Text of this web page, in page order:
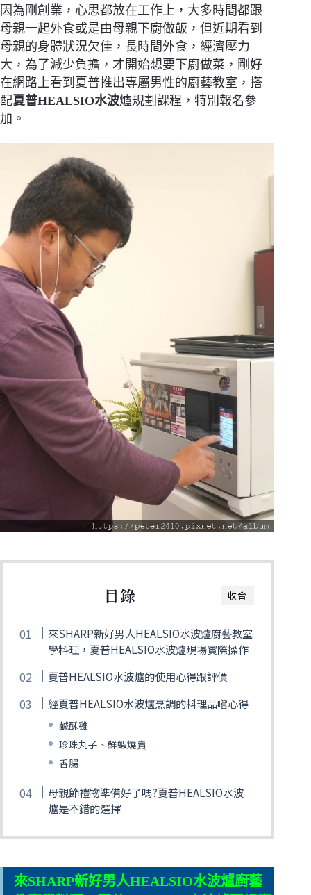
因為剛創業，心思都放在工作上，大多時間都跟
母親一起外食或是由母親下廚做飯，但近期看到
母親的身體狀況欠佳，長時間外食，經濟壓力
大，為了減少負擔，才開始想要下廚做菜，剛好
在網路上看到夏普推出專屬男性的廚藝教室，搭
配夏普HEALSIO水波爐規劃課程，特別報名參
加。
收合
目錄
來SHARP新好男人HEALSIO水波爐廚藝教室
學料理，夏普HEALSIO水波爐現場實際操作
夏普HEALSIO水波爐的使用心得跟評價
經夏普HEALSIO水波爐烹調的料理品嚐心得
鹹酥雞
珍珠丸子、鮮蝦燒賣
香腸
母親節禮物準備好了嗎?夏普HEALSIO水波
爐是不錯的選擇
來SHARP新好男人HEALSIO水波爐廚藝